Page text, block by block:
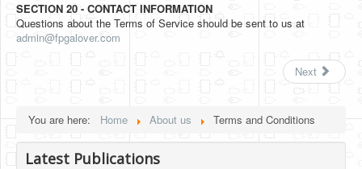
SECTION 20 - CONTACT INFORMATION
Questions about the Terms of Service should be sent to us at
admin@fpgalover.com
Next
You are here: Home About us Terms and Conditions
Latest Publications